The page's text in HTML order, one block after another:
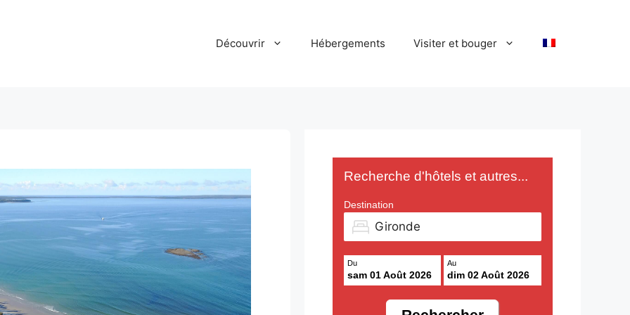
Découvrir Hébergements Visiter et bouger
Recherche d'hôtels et autres...
Destination
Du
sam 01 Août 2026
Au
dim 02 Août 2026